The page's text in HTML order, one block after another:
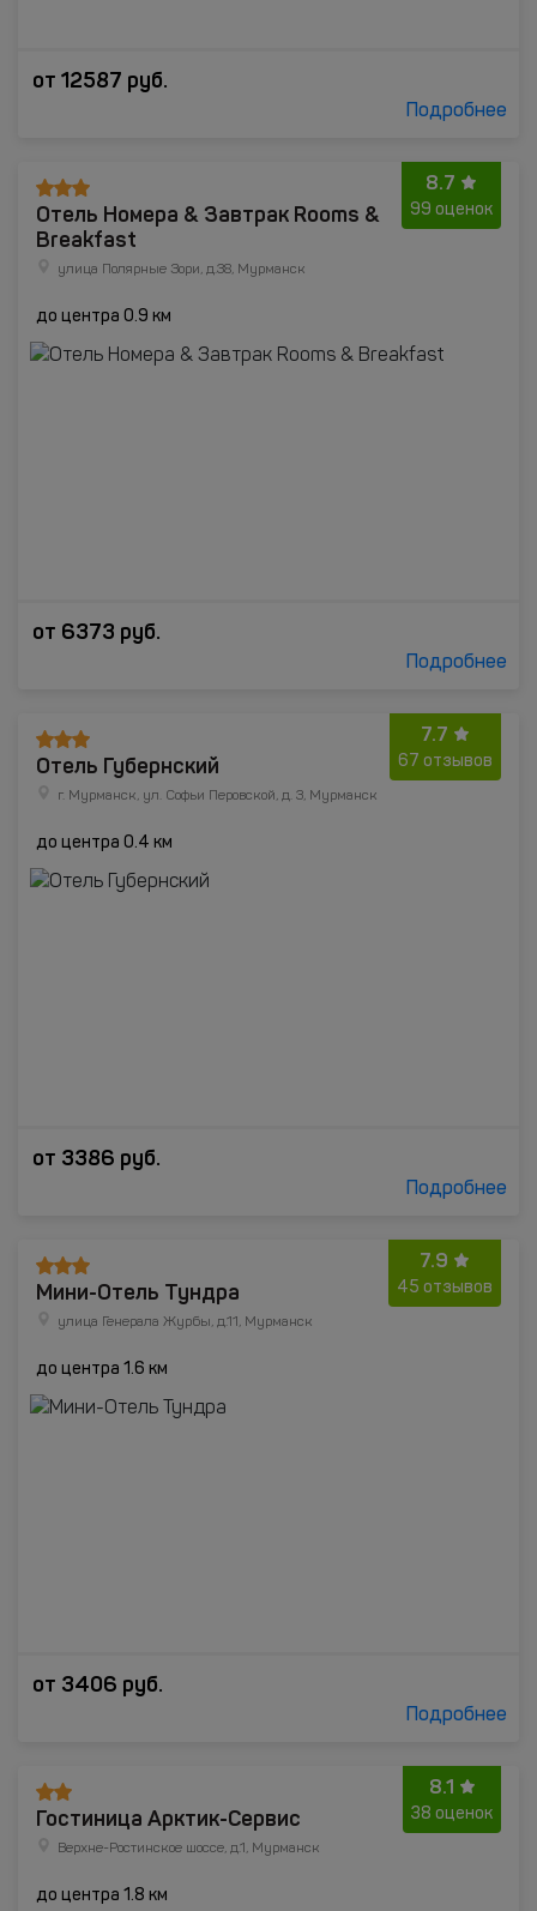
от 12587 руб.
Подробнее
8.7
99 оценок
Отель Номера & Завтрак Rooms &
Breakfast
улица Полярные Зори, д.38, Мурманск
до центра 0.9 км
от 6373 руб.
Подробнее
7.7
67 отзывов
Отель Губернский
г. Мурманск, ул. Софьи Перовской, д. 3, Мурманск
до центра 0.4 км
от 3386 руб.
Подробнее
7.9
45 отзывов
Мини-Отель Тундра
улица Генерала Журбы, д.11, Мурманск
до центра 1.6 км
от 3406 руб.
Подробнее
8.1
38 оценок
Гостиница Арктик-Сервис
Верхне-Ростинское шоссе, д.1, Мурманск
до центра 1.8 км